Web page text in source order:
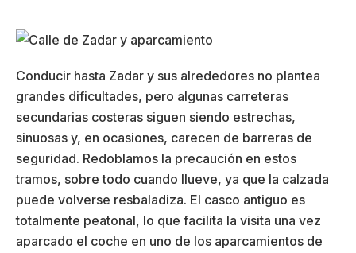
Conducir hasta Zadar y sus alrededores no plantea
grandes dificultades, pero algunas carreteras
secundarias costeras siguen siendo estrechas,
sinuosas y, en ocasiones, carecen de barreras de
seguridad. Redoblamos la precaución en estos
tramos, sobre todo cuando llueve, ya que la calzada
puede volverse resbaladiza. El casco antiguo es
totalmente peatonal, lo que facilita la visita una vez
aparcado el coche en uno de los aparcamientos de